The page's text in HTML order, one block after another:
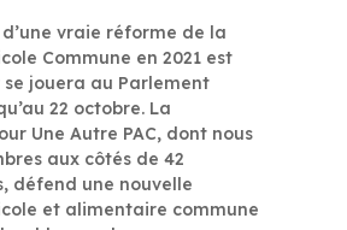
d’une vraie réforme de la
Commune en 2021 est
jouera au Parlement
22 octobre. La
Une Autre PAC, dont nous
aux côtés de 42
défend une nouvelle
et alimentaire commune